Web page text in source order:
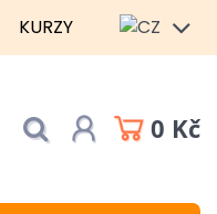
KURZY
0 Kč